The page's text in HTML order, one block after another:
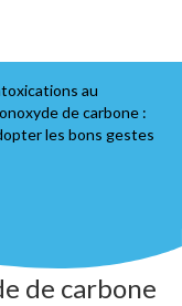
au
de carbone :
les bons gestes
de carbone